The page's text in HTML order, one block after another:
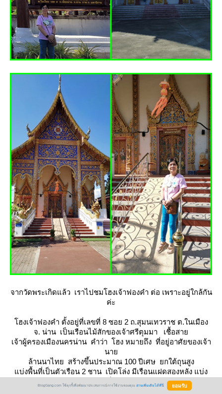
จากวัดพระเกิดแล้ว เราไปชมโฮงเจ้าฟองคำ ต่อ เพราะอยู่ใกล้กัน
ค่ะ
ฮงเจ้าฟองคำ ตั้งอยู่ที่เลขที่ 8 ซอย 2 ถ.สุมนเทวราช ต.ในเมือง
จ. น่าน เป็นเรือนไม้สักของเจ้าศรีตุมมา เชื้อสา
เจ้าผู้ครองเมืองนครน่าน คำว่า โฮง หมายถึง ที่อยู่อาศัยของเจ้า
นา
ล้านนาไทย สร้างขึ้นประมาณ 100 ปีเศษ ยกใต้ถุนสูง
บ่งพื้นที่เป็นตัวเรือน 2 ชาน เปิดโล่ง มีเรือนแฝดสองหลัง แบ่ง
เป็น
เรือนนอนและเรือนครัว ได้รับรางวัลอนุรักษ์สถาปัตยกรรม
BlogGang.com ใช้คุกกี้เพื่อพัฒนาประสบการณ์การใช้งานของคุณ อ่านเพิ่มเติมได้ที่นี่